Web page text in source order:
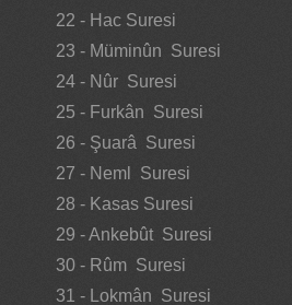
22 - Hac Suresi
23 - Müminûn Suresi
24 - Nûr Suresi
25 - Furkân Suresi
26 - Şuarâ Suresi
27 - Neml Suresi
28 - Kasas Suresi
29 - Ankebût Suresi
30 - Rûm Suresi
31 - Lokmân Suresi